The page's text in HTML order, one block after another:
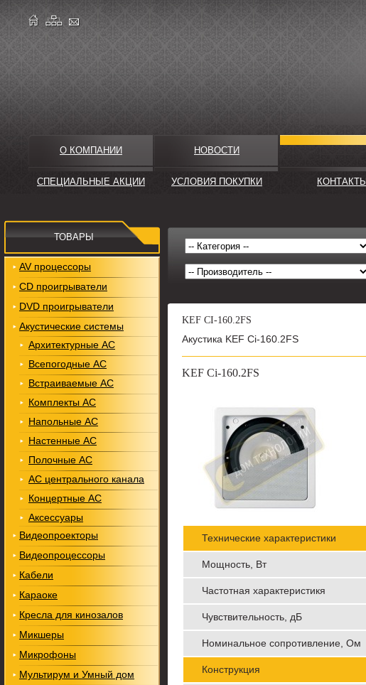
О КОМПАНИИ НОВОСТИ
СПЕЦИАЛЬНЫЕ АКЦИИ УСЛОВИЯ ПОКУПКИ КОНТАКТЫ
KEF CI-160.2FS
Акустика KEF Ci-160.2FS
KEF Ci-160.2FS
Технические характеристики
Мощность, Вт
Частотная характеристикя
Чувствительность, дБ
Номинальное сопротивление, Ом
Конструкция
ТОВАРЫ
AV процессоры
CD проигрыватели
DVD проигрыватели
Акустические системы
Архитектурные АС
Всепогодные АС
Встраиваемые АС
Комплекты АС
Напольные АС
Настенные АС
Полочные АС
АС центрального канала
Концертные АС
Аксессуары
Видеопроекторы
Видеопроцессоры
Кабели
Караоке
Кресла для кинозалов
Микшеры
Микрофоны
Мультирум и Умный дом